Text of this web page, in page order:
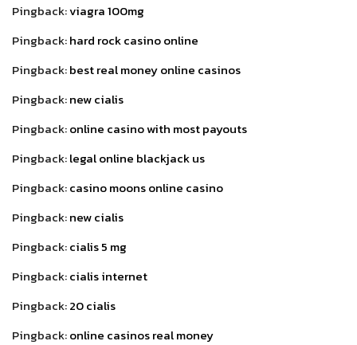
Pingback:viagra 100mg
Pingback:hard rock casino online
Pingback:best real money online casinos
Pingback:new cialis
Pingback:online casino with most payouts
Pingback:legal online blackjack us
Pingback:casino moons online casino
Pingback:new cialis
Pingback:cialis 5 mg
Pingback:cialis internet
Pingback:20 cialis
Pingback:online casinos real money